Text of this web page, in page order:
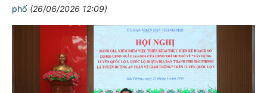
phố (26/06/2026 12:09)